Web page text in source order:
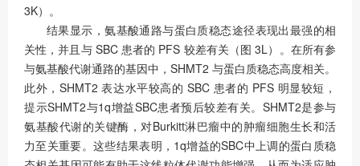
3K）。
结果显示，氨基酸通路与蛋白质稳态途径表现出最强的相
关性，并且与 SBC 患者的 PFS 较差有关（图 3L）。在所有参
与氨基酸代谢通路的基因中，SHMT2 与蛋白质稳态高度相关。
此外，SHMT2 表达水平较高的 SBC 患者的 PFS 明显较短，
提示SHMT2与1q增益SBC患者预后较差有关。SHMT2是参与
氨基酸代谢的关键酶，对Burkitt淋巴瘤中的肿瘤细胞生长和活
力至关重要。这些结果表明，1q增益的SBC中上调的蛋白质稳